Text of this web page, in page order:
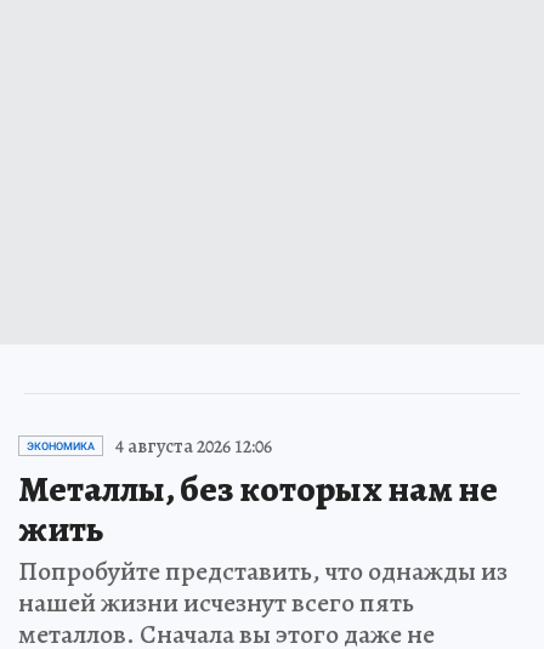
ЭКОНОМИКА 4 августа 2026 12:06
Металлы, без которых нам не
жить
Попробуйте представить, что однажды из
нашей жизни исчезнут всего пять
металлов. Сначала вы этого даже не